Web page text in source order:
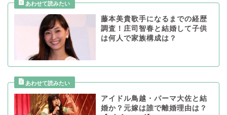
藤本美貴歌手になるまでの経歴
調査！庄司智春と結婚して子供
は何人で家族構成は？
アイドル鳥越・パーマ大佐と結
婚か？元嫁は誰で離婚理由は？